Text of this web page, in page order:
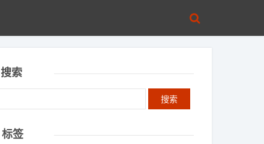
搜索
标签